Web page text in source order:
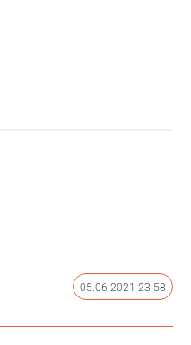
200 рублей — любую
и что на такие деньги
Но когда нас много и
рублей превратятся
05.06.2021 23:58